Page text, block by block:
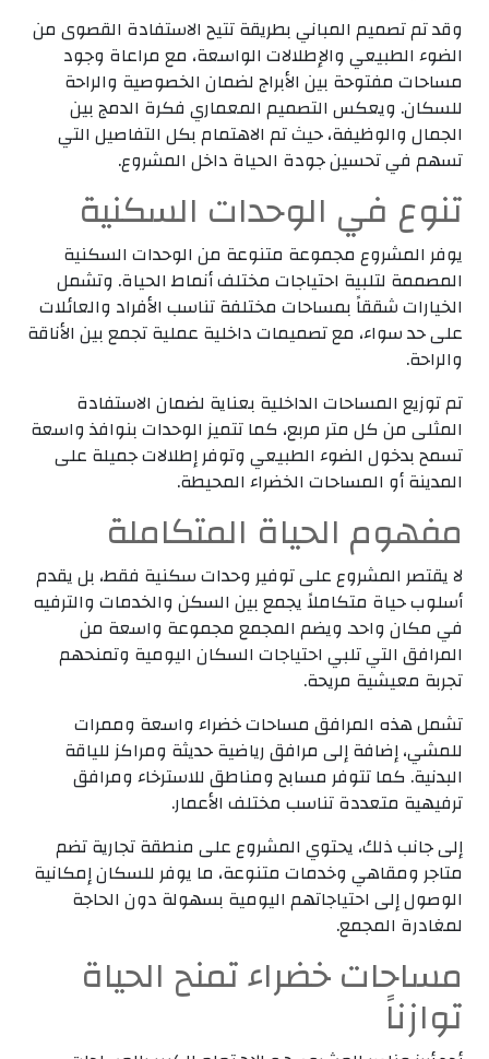
وقد تم تصميم المباني بطريقة تتيح الاستفادة القصوى من
الضوء الطبيعي والإطلالات الواسعة، مع مراعاة وجود
مساحات مفتوحة بين الأبراج لضمان الخصوصية والراحة
للسكان. ويعكس التصميم المعماري فكرة الدمج بين
الجمال والوظيفة، حيث تم الاهتمام بكل التفاصيل التي
تسهم في تحسين جودة الحياة داخل المشروع.
تنوع في الوحدات السكنية
يوفر المشروع مجموعة متنوعة من الوحدات السكنية
المصممة لتلبية احتياجات مختلف أنماط الحياة. وتشمل
الخيارات شققاً بمساحات مختلفة تناسب الأفراد والعائلات
على حد سواء، مع تصميمات داخلية عملية تجمع بين الأناقة
والراحة.
تم توزيع المساحات الداخلية بعناية لضمان الاستفادة
المثلى من كل متر مربع، كما تتميز الوحدات بنوافذ واسعة
تسمح بدخول الضوء الطبيعي وتوفر إطلالات جميلة على
المدينة أو المساحات الخضراء المحيطة.
مفهوم الحياة المتكاملة
لا يقتصر المشروع على توفير وحدات سكنية فقط، بل يقدم
أسلوب حياة متكاملاً يجمع بين السكن والخدمات والترفيه
في مكان واحد. ويضم المجمع مجموعة واسعة من
المرافق التي تلبي احتياجات السكان اليومية وتمنحهم
تجربة معيشية مريحة.
تشمل هذه المرافق مساحات خضراء واسعة وممرات
للمشي، إضافة إلى مرافق رياضية حديثة ومراكز للياقة
البدنية. كما تتوفر مسابح ومناطق للاسترخاء ومرافق
ترفيهية متعددة تناسب مختلف الأعمار.
إلى جانب ذلك، يحتوي المشروع على منطقة تجارية تضم
متاجر ومقاهي وخدمات متنوعة، ما يوفر للسكان إمكانية
الوصول إلى احتياجاتهم اليومية بسهولة دون الحاجة
لمغادرة المجمع.
مساحات خضراء تمنح الحياة
توازناً